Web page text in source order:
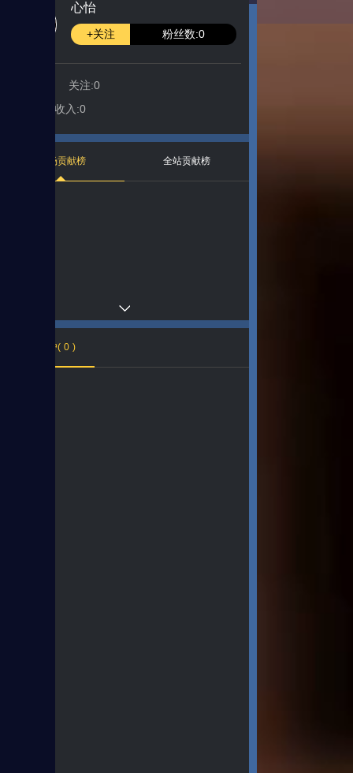
心怡
+关注 粉丝数:0
关注:0
收入:0
本场贡献榜 全站贡献榜
在线用户( 0 )